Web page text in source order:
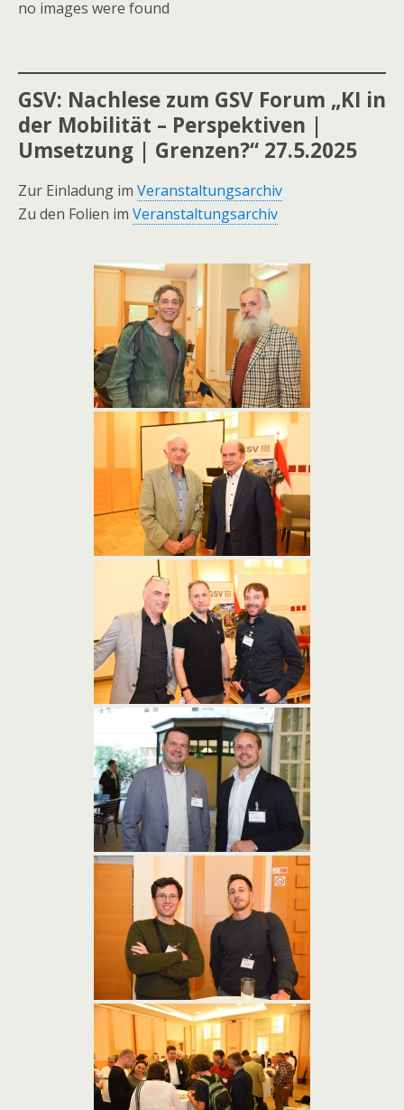
no images were found
GSV: Nachlese zum GSV Forum „KI in
der Mobilität – Perspektiven |
Umsetzung | Grenzen?“ 27.5.2025
Zur Einladung im Veranstaltungsarchiv
Zu den Folien im Veranstaltungsarchiv